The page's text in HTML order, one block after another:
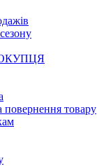
повернення товару